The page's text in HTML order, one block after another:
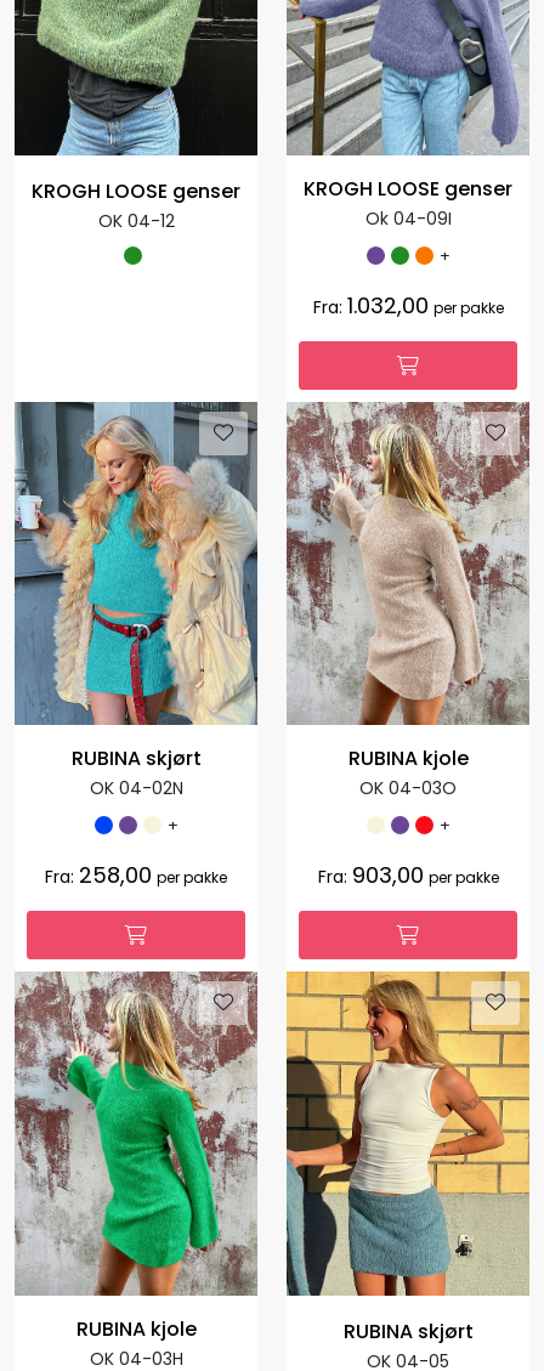
KROGH LOOSE genser
OK 04-12
KROGH LOOSE genser
Ok 04-09I
+
Fra: 1.032,00 per pakke
RUBINA skjørt
OK 04-02N
+
Fra: 258,00 per pakke
RUBINA kjole
OK 04-03O
+
Fra: 903,00 per pakke
RUBINA kjole
OK 04-03H
RUBINA skjørt
OK 04-05